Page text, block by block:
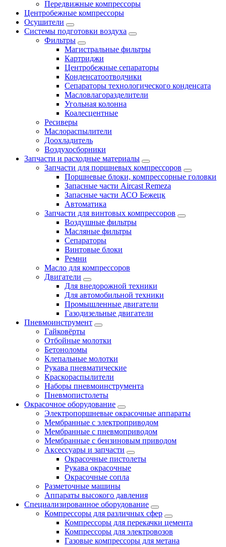
Передвижные компрессоры
Центробежные компрессоры
Осушители
Системы подготовки воздуха
Фильтры
Магистральные фильтры
Картриджи
Центробежные сепараторы
Конденсатоотводчики
Сепараторы технологического конденсата
Масловлагоразделители
Угольная колонна
Коалесцентные
Ресиверы
Маслораспылители
Доохладитель
Воздухосборники
Запчасти и расходные материалы
Запчасти для поршневых компрессоров
Поршневые блоки, компрессорные головки
Запасные части Aircast Remeza
Запасные части АСО Бежецк
Автоматика
Запчасти для винтовых компрессоров
Воздушные фильтры
Масляные фильтры
Сепараторы
Винтовые блоки
Ремни
Масло для компрессоров
Двигатели
Для внедорожной техники
Для автомобильной техники
Промышленные двигатели
Газодизельные двигатели
Пневмоинструмент
Гайковёрты
Отбойные молотки
Бетоноломы
Клепальные молотки
Рукава пневматические
Краскораспылители
Наборы пневмоинструмента
Пневмопистолеты
Окрасочное оборудование
Электропоршневые окрасочные аппараты
Мембранные с электроприводом
Мембранные с пневмоприводом
Мембранные с бензиновым приводом
Аксессуары и запчасти
Окрасочные пистолеты
Рукава окрасочные
Окрасочные сопла
Разметочные машины
Аппараты высокого давления
Специализированное оборудование
Компрессоры для различных сфер
Компрессоры для перекачки цемента
Компрессоры для электровозов
Газовые компрессоры для метана